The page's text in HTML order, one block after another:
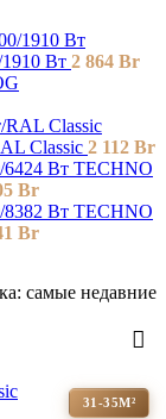
Вт 2 864 Br
Classic 2 112 Br
TECHNO
Br
TECHNO
Br
самые недавние
31-35М²